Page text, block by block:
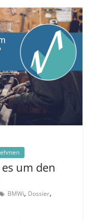
um den
BMWi, Dossier,